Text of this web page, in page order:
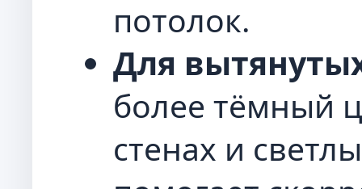
потолок.
Для
более тёмный
стенах и